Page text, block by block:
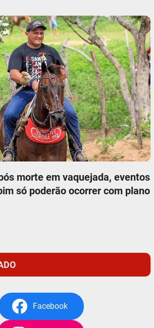
morte em vaquejada, eventos
só poderão ocorrer com plano
Facebook